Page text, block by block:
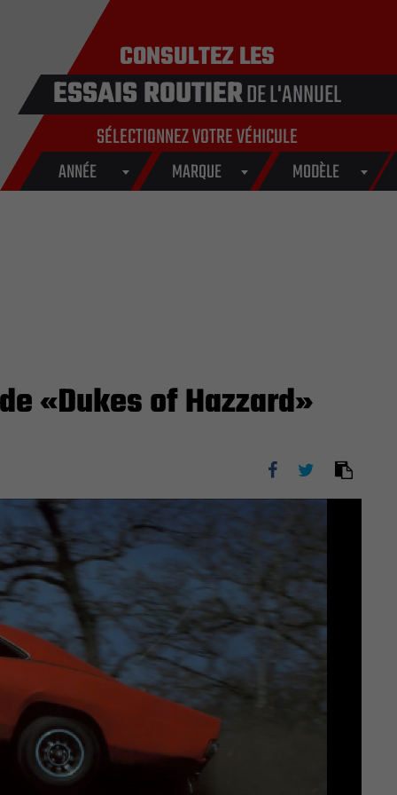
CONSULTEZ LES
ESSAIS ROUTIERDE L'ANNUEL
SÉLECTIONNEZ VOTRE VÉHICULE
ANNÉE MARQUE MODÈLE
«Dukes of Hazzard»